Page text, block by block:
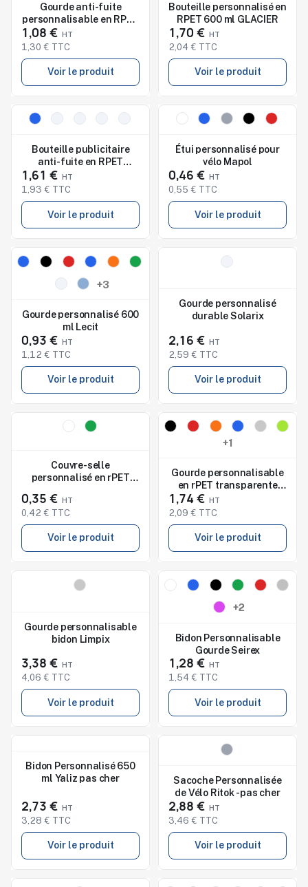
Gourde anti-fuite
personnalisable en RPET
UTAH RPET
1,08 €
1,30 € TTC
Voir le produit
Bouteille personnalisé en
RPET 600 ml GLACIER
1,70 €
2,04 € TTC
Voir le produit
Nouveau
Bouteille publicitaire
anti-fuite en RPET
ICELAND
1,61 €
1,93 € TTC
Voir le produit
Nouveau
Étui personnalisé pour
vélo Mapol
0,46 €
0,55 € TTC
Voir le produit
Nouveau
Studio de marquage
disponible
+3
Gourde personnalisé 600
ml Lecit
0,93 €
1,12 € TTC
Voir le produit
Gourde personnalisé
durable Solarix
2,16 €
2,59 € TTC
Voir le produit
Couvre-selle
personnalisé en rPET
0,35 €
0,42 € TTC
Voir le produit
Nouveau
Studio de marquage
+1
Gourde personnalisable
en rPET transparente
400 ml Nancy
1,74 €
2,09 € TTC
Voir le produit
Gourde personnalisable
bidon Limpix
3,38 €
4,06 € TTC
Voir le produit
Nouveau
disponible
+2
Bidon Personnalisable
Gourde Seirex
1,28 €
1,54 € TTC
Voir le produit
Bidon Personnalisé 650
ml Yaliz pas cher
2,73 €
3,28 € TTC
Voir le produit
Sacoche Personnalisée
de Vélo Ritok - pas cher
2,88 €
3,46 € TTC
Voir le produit